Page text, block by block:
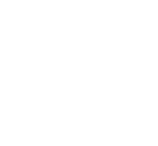
in de
mok!